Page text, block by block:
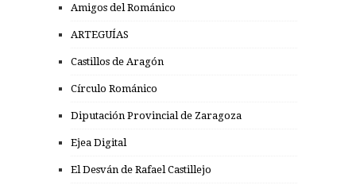
Amigos del Románico
ARTEGUÍAS
Castillos de Aragón
Círculo Románico
Diputación Provincial de Zaragoza
Ejea Digital
El Desván de Rafael Castillejo